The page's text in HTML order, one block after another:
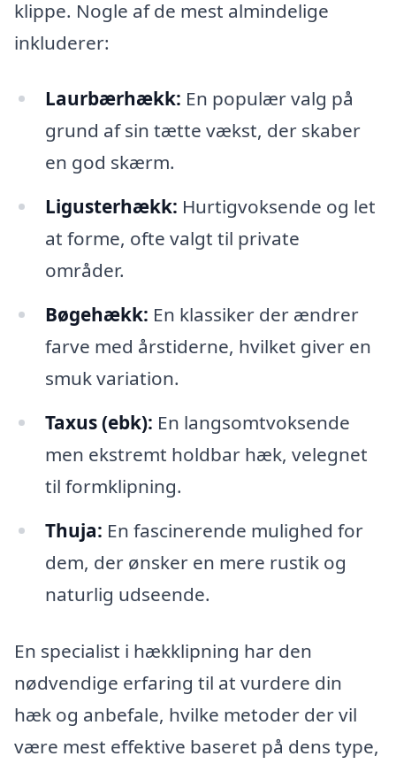
klippe. Nogle af de mest almindelige
inkluderer:
Laurbærhækk: En populær valg på
grund af sin tætte vækst, der skaber
en god skærm.
Ligusterhækk: Hurtigvoksende og let
at forme, ofte valgt til private
områder.
Bøgehækk: En klassiker der ændrer
farve med årstiderne, hvilket giver en
smuk variation.
Taxus (ebk): En langsomtvoksende
men ekstremt holdbar hæk, velegnet
til formklipning.
Thuja: En fascinerende mulighed for
dem, der ønsker en mere rustik og
naturlig udseende.
En specialist i hækklipning har den
nødvendige erfaring til at vurdere din
hæk og anbefale, hvilke metoder der vil
være mest effektive baseret på dens type,